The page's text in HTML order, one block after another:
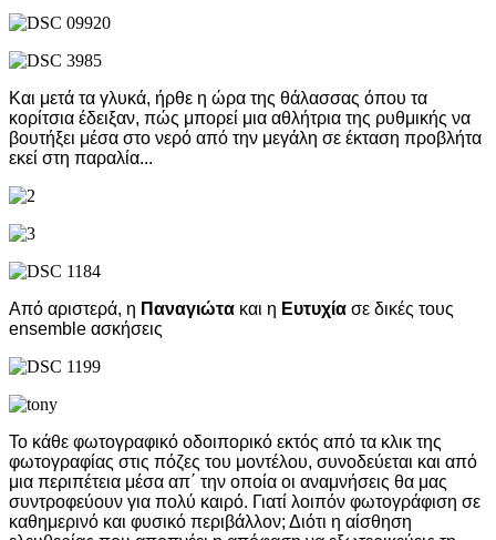
Και μετά τα γλυκά, ήρθε η ώρα της θάλασσας όπου τα
κορίτσια έδειξαν, πώς μπορεί μια αθλήτρια της ρυθμικής να
βουτήξει μέσα στο νερό από την μεγάλη σε έκταση προβλήτα
εκεί στη παραλία...
Από αριστερά, η Παναγιώτα και η Ευτυχία σε δικές τους
ensemble ασκήσεις
Το κάθε φωτογραφικό οδοιπορικό εκτός από τα κλικ της
φωτογραφίας στις πόζες του μοντέλου, συνοδεύεται και από
μια περιπέτεια μέσα απ΄ την οποία οι αναμνήσεις θα μας
συντροφεύουν για πολύ καιρό. Γιατί λοιπόν φωτογράφιση σε
καθημερινό και φυσικό περιβάλλον; Διότι η αίσθηση